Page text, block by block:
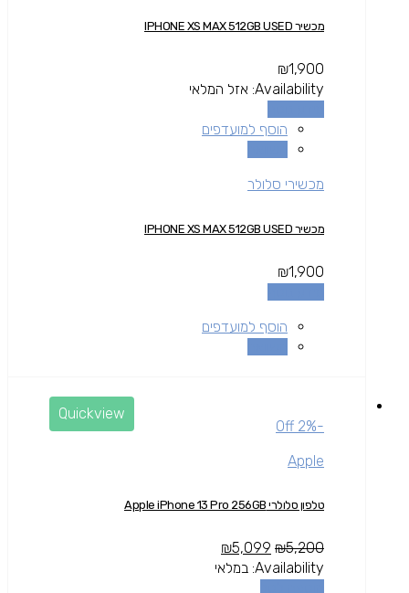
מכשיר IPHONE XS MAX 512GB USED
₪1,900
Availability: אזל המלאי
הוסף למועדפים
מכשירי סלולר
מכשיר IPHONE XS MAX 512GB USED
₪1,900
הוסף למועדפים
Quickview
-2% Off
Apple
טלפון סלולרי Apple iPhone 13 Pro 256GB
₪5,200
₪5,099
Availability: במלאי